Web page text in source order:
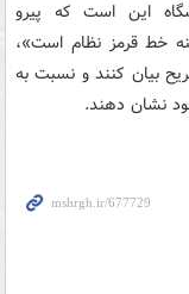
این است که پیرو
خط قرمز نظام است»،
بیان کنند و نسبت به
نشان دهند.